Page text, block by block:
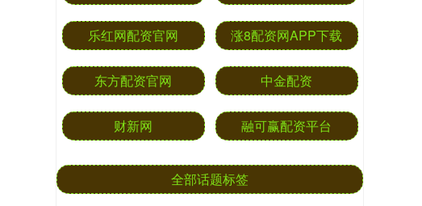
乐红网配资官网 涨8配资网APP下载
东方配资官网 中金配资
财新网 融可赢配资平台
全部话题标签